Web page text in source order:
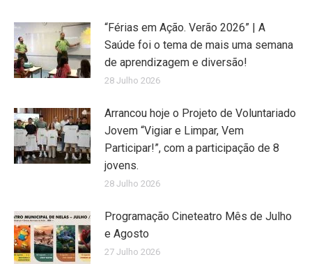
“Férias em Ação. Verão 2026” | A
Saúde foi o tema de mais uma semana
de aprendizagem e diversão!
28 Julho 2026
Arrancou hoje o Projeto de Voluntariado
Jovem “Vigiar e Limpar, Vem
Participar!”, com a participação de 8
jovens.
28 Julho 2026
Programação Cineteatro Mês de Julho
e Agosto
27 Julho 2026